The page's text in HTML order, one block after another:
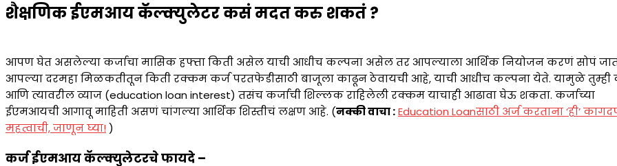
शैक्षणिक ईएमआय कॅल्क्युलेटर कसं मदत करु शकतं ?
आपण घेत असलेल्या कर्जाचा मासिक हफ्ता किती असेल याची आधीच कल्पना असेल तर आपल्याला आर्थिक नियोजन करणं सोपं
आपल्या दरमहा मिळकतीतून किती रक्कम कर्ज परतफेडीसाठी बाजूला काढून ठेवायची आहे, याची आधीच कल्पना येते. यामुळे तुम्ही
आणि त्यावरील व्याज (education loan interest) तसंच कर्जाची शिल्लक राहिलेली रक्कम याचाही आढावा घेऊ शकता. कर्जाच्या
ईएमआयची आगावू माहिती असणं चांगल्या आर्थिक शिस्तीचं लक्षण आहे. (नक्की वाचा :Education Loanसाठी अर्ज करताना ‘ही’
महत्वाची, जाणून घ्या! )
कर्ज ईएमआय कॅल्क्युलेटरचे फायदे –